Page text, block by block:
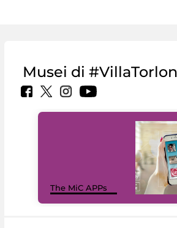
Musei di
The MiC APPs